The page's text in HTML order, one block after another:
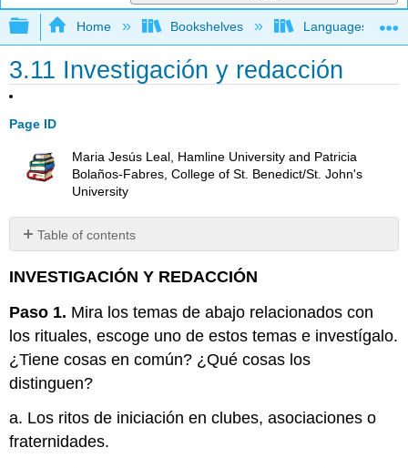
Expand/collapse global hierarchy
Home Bookshelves Languages
3.11 Investigación y redacción
Page ID
Maria Jesús Leal, Hamline University and Patricia
Bolaños-Fabres, College of St. Benedict/St. John's
University
Table of contents
No
INVESTIGACIÓN Y REDACCIÓN
Paso 1. Mira los temas de abajo relacionados con
los rituales, escoge uno de estos temas e investígalo.
¿Tiene cosas en común? ¿Qué cosas los
distinguen?
a. Los ritos de iniciación en clubes, asociaciones o
fraternidades.